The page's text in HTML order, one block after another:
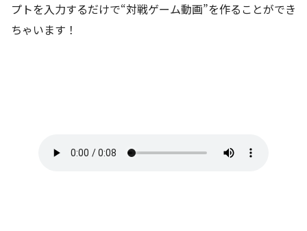
プトを入力するだけで“対戦ゲーム動画”を作ることができ
ちゃいます！